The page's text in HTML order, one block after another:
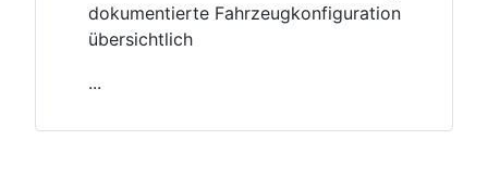
dokumentierte Fahrzeugkonfiguration
übersichtlich
...